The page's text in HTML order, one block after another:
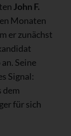
John F.
Monaten
er zunächst
Seine
Signal:
dem
für sich